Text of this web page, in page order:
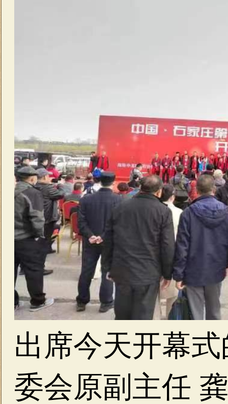
出席今天开幕
委会原副主任